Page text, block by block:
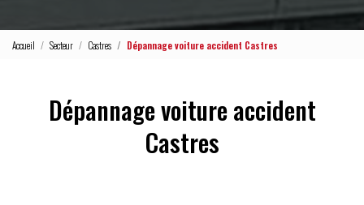
Accueil Secteur Castres Dépannage voiture accident Castres
Dépannage voiture accident
Castres